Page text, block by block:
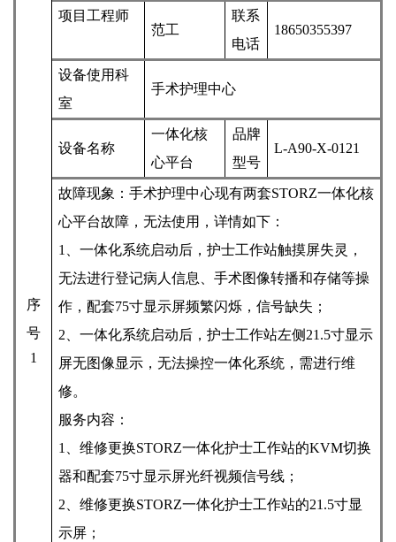
序
号
1
项目工程师
范工
联系
电话
18650355397
设备使用科
室
手术护理中心
设备名称
一体化核
心平台
品牌
型号
L-A90-X-01 21
故障现象：手术护理中心现有两套STORZ一体化核
心平台故障，无法使用，详情如下：
1、 一体化系统启动后，护士工作站触摸屏失灵 ，
无法进行登记病人信息、手术图像转播和存储等操
作，配套75寸显示屏频繁闪烁，信号缺失；
2、 一体化系统启动后，护士工作站左侧 21.5寸显示
屏无图像显示，无法操控一体化系统 ， 需进行维
修。
服务内容：
1、 维修更换STORZ一体化护士工作站的KVM切换
器和配套75寸显示屏光纤视频信号线 ；
2、 维修更换STORZ一体化护士工作站的21.5寸显
示屏 ；